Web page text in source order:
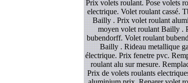
Prix volets roulant. Pose volets
electrique. Volet roulant cassé.
Bailly . Prix volet roulant
moyen volet roulant Bailly .
bubendorff. Volet roulant
Bailly . Rideau metallique
électrique. Prix fenetre pvc.
roulant alu sur mesure.
Prix de volets roulants